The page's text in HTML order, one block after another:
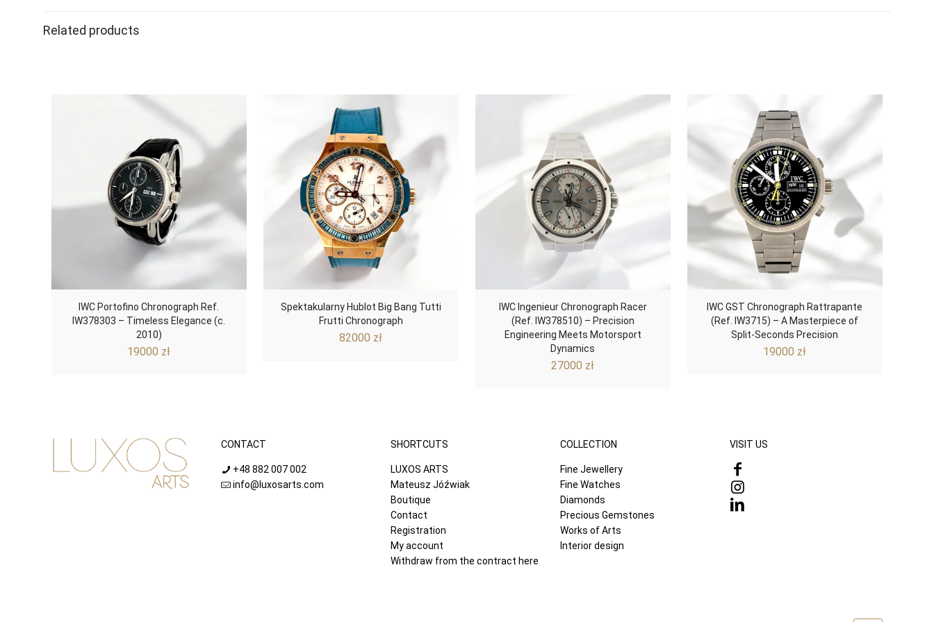
Related products
IWC Portofino Chronograph Ref.
IW378303 – Timeless Elegance (c.
2010)
19000 zł
Spektakularny Hublot Big Bang Tutti
Frutti Chronograph
82000 zł
IWC Ingenieur Chronograph Racer
(Ref. IW378510) – Precision
Engineering Meets Motorsport
Dynamics
27000 zł
IWC GST Chronograph Rattrapante
(Ref. IW3715) – A Masterpiece of
Split-Seconds Precision
19000 zł
CONTACT
+48 882 007 002
info@luxosarts.com
SHORTCUTS
LUXOS ARTS
Mateusz Jóźwiak
Boutique
Contact
Registration
My account
Withdraw from the contract here
COLLECTION
Fine Jewellery
Fine Watches
Diamonds
Precious Gemstones
Works of Arts
Interior design
VISIT US